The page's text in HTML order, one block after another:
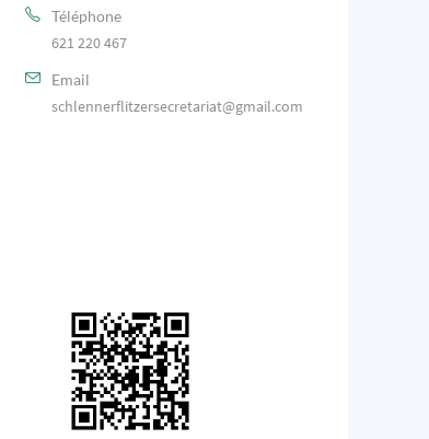
Téléphone
621 220 467
Email
schlennerflitzersecretariat@gmail.com